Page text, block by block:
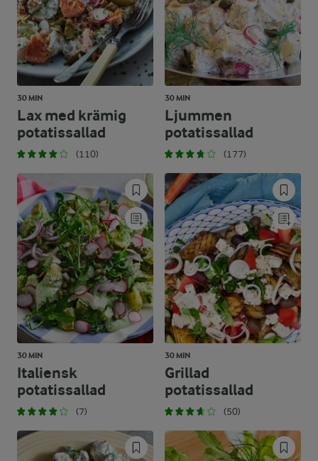
30 MIN
Lax med krämig
potatissallad
(110)
30 MIN
Ljummen
potatissallad
(177)
30 MIN
Italiensk
potatissallad
(7)
30 MIN
Grillad
potatissallad
(50)